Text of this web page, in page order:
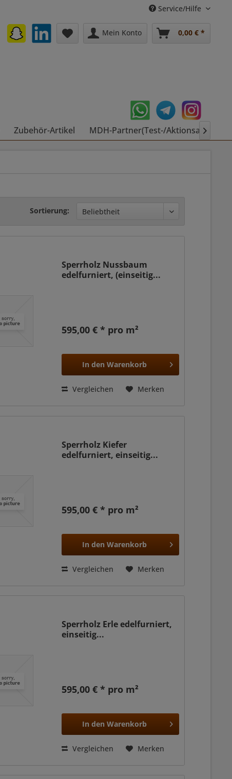
Service/Hilfe
Mein Konto 0,00 € *
Zubehör-Artikel MDH-Partner(Test-/Aktionsartikel)

Sortierung:
Sperrholz Nussbaum
edelfurniert, (einseitig...
595,00 € * pro m²
In den Warenkorb
Vergleichen Merken
Sperrholz Kiefer
edelfurniert, einseitig...
595,00 € * pro m²
In den Warenkorb
Vergleichen Merken
Sperrholz Erle edelfurniert,
einseitig...
595,00 € * pro m²
In den Warenkorb
Vergleichen Merken